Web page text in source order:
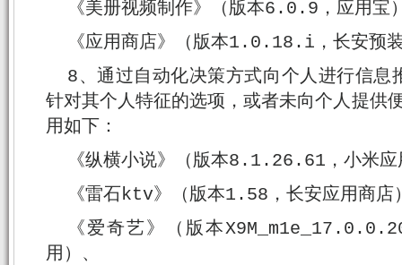
《美册视频制作》（版本6.0.9，应用宝
《应用商店》（版本1.0.18.i，长安预
8、通过自动化决策方式向个人进行信息
针对其个人特征的选项，或者未向个人提供
用如下：
《纵横小说》（版本8.1.26.61，小米应
《雷石ktv》（版本1.58，长安应用商店
《爱奇艺》（版本
用）、